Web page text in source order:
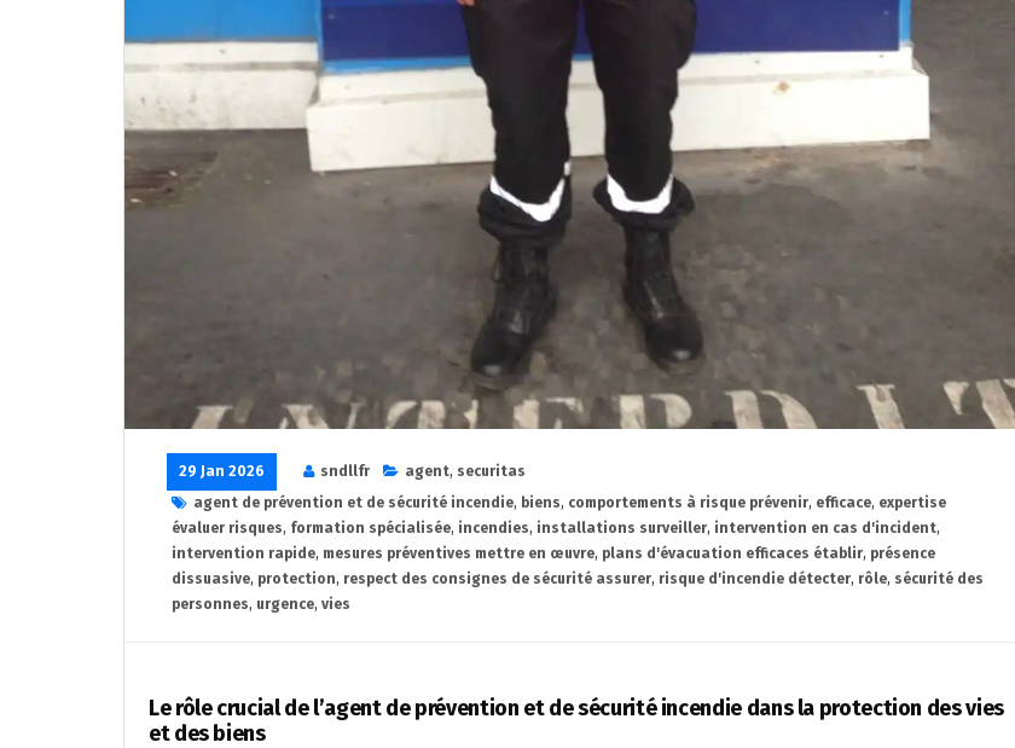
29 Jan 2026 sndllfr agent, securitas
agent de prévention et de sécurité incendie, biens, comportements à risque prévenir, efficace, expertise
évaluer risques, formation spécialisée, incendies, installations surveiller, intervention en cas d'incident,
intervention rapide, mesures préventives mettre en œuvre, plans d'évacuation efficaces établir, présence
dissuasive, protection, respect des consignes de sécurité assurer, risque d'incendie détecter, rôle, sécurité des
personnes, urgence, vies
Le rôle crucial de l’agent de prévention et de sécurité incendie dans la protection des vies
et des biens